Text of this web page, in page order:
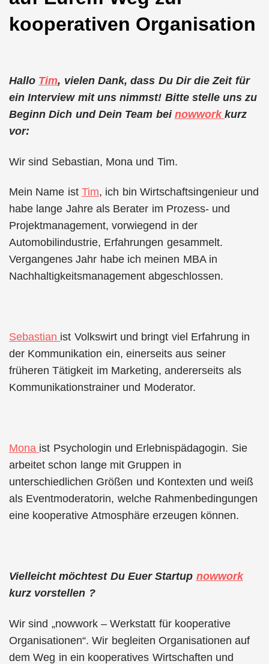
kooperativen Organisation
Hallo Tim, vielen Dank, dass Du Dir die Zeit für
ein Interview mit uns nimmst! Bitte stelle uns zu
Beginn Dich und Dein Team bei nowworkkurz
vor:
Wir sind Sebastian, Mona und Tim.
Mein Name ist Tim, ich bin Wirtschaftsingenieur und
habe lange Jahre als Berater im Prozess- und
Projektmanagement, vorwiegend in der
Automobilindustrie, Erfahrungen gesammelt.
Vergangenes Jahr habe ich meinen MBA in
Nachhaltigkeitsmanagement abgeschlossen.
Sebastian ist Volkswirt und bringt viel Erfahrung in
der Kommunikation ein, einerseits aus seiner
früheren Tätigkeit im Marketing, andererseits als
Kommunikationstrainer und Moderator.
Mona ist Psychologin und Erlebnispädagogin. Sie
arbeitet schon lange mit Gruppen in
unterschiedlichen Größen und Kontexten und weiß
als Eventmoderatorin, welche Rahmenbedingungen
eine kooperative Atmosphäre erzeugen können.
Vielleicht möchtest Du Euer Startup nowwork
kurz vorstellen ?
Wir sind „nowwork – Werkstatt für kooperative
Organisationen“. Wir begleiten Organisationen auf
dem Weg in ein kooperatives Wirtschaften und